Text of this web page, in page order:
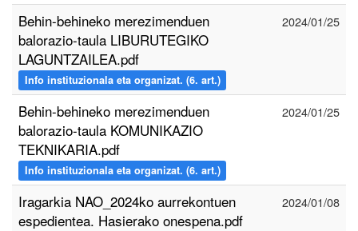
Behin-behineko merezimenduen
balorazio-taula LIBURUTEGIKO
LAGUNTZAILEA.pdf
Info instituzionala eta organizat. (6. art.)
2024/01/25
Behin-behineko merezimenduen
balorazio-taula KOMUNIKAZIO
TEKNIKARIA.pdf
Info instituzionala eta organizat. (6. art.)
2024/01/25
Iragarkia NAO_2024ko aurrekontuen
espedientea. Hasierako onespena.pdf
2024/01/08